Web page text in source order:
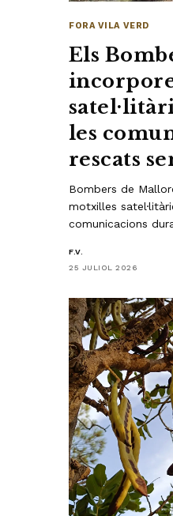
FORA VILA VERD
Els
les
rescats
Bombers de
motxilles
comunicacions
F.V.
25 JULIOL 2026